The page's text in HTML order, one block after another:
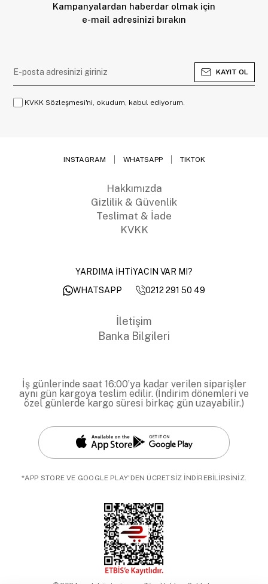
Kampanyalardan haberdar olmak için
e-mail adresinizi bırakın
KAYIT OL
KVKK Sözleşmesi'ni, okudum, kabul ediyorum.
INSTAGRAM WHATSAPP TIKTOK
Hakkımızda
Gizlilik & Güvenlik
Teslimat & İade
KVKK
YARDIMA İHTİYACIN VAR MI?
WHATSAPP
0212 291 50 49
İletişim
Banka Bilgileri
İş günlerinde saat 16:00’ya kadar verilen siparişler
aynı gün kargoya teslim edilir. (İndirim dönemleri ve
özel günlerde kargo süresi birkaç gün uzayabilir.)
*APP STORE VE GOOGLE PLAY'DEN ÜCRETSİZ İNDİREBİLİRSİNİZ.